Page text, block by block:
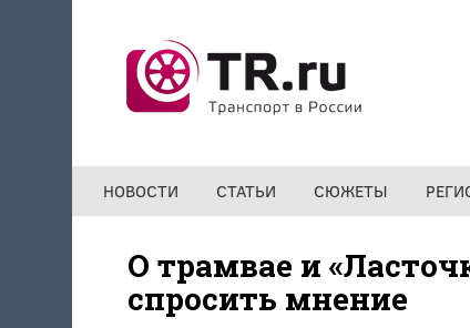
НОВОСТИ СТАТЬИ СЮЖЕТЫ
О трамвае и
спросить мнение